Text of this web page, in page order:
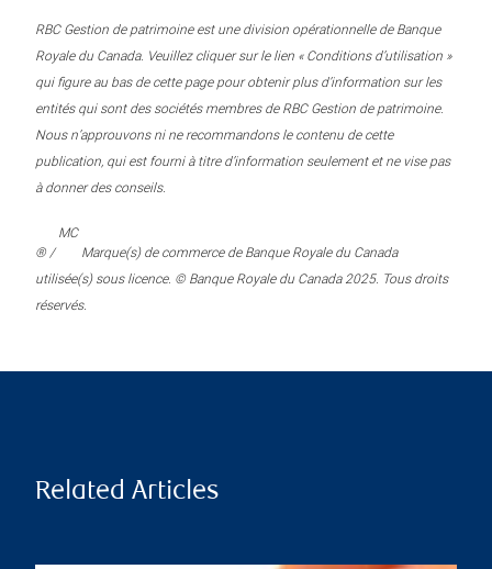
RBC Gestion de patrimoine est une division opérationnelle de Banque
Royale du Canada. Veuillez cliquer sur le lien « Conditions d’utilisation »
qui figure au bas de cette page pour obtenir plus d’information sur les
entités qui sont des sociétés membres de RBC Gestion de patrimoine.
Nous n’approuvons ni ne recommandons le contenu de cette
publication, qui est fourni à titre d’information seulement et ne vise pas
à donner des conseils.
® /
MC
Marque(s) de commerce de Banque Royale du Canada
utilisée(s) sous licence. © Banque Royale du Canada 2025. Tous droits
réservés.
Related Articles